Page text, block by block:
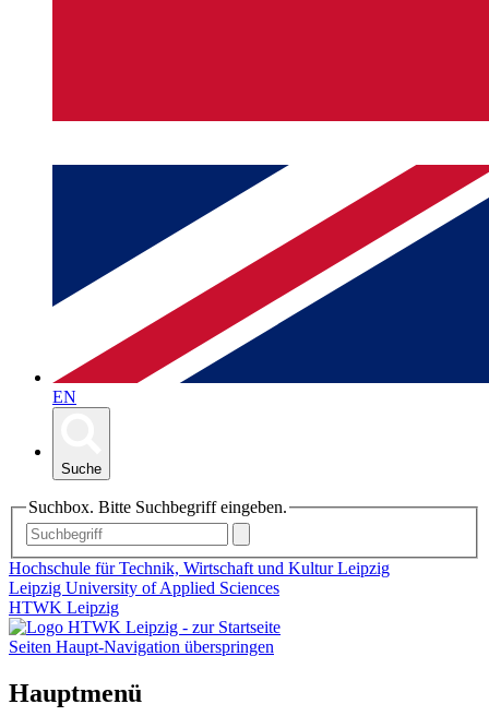
EN
Suche
Suchbox. Bitte Suchbegriff eingeben.
Hochschule für Technik, Wirtschaft und Kultur Leipzig
Leipzig University of Applied Sciences
HTWK Leipzig
Seiten Haupt-Navigation überspringen
Hauptmenü